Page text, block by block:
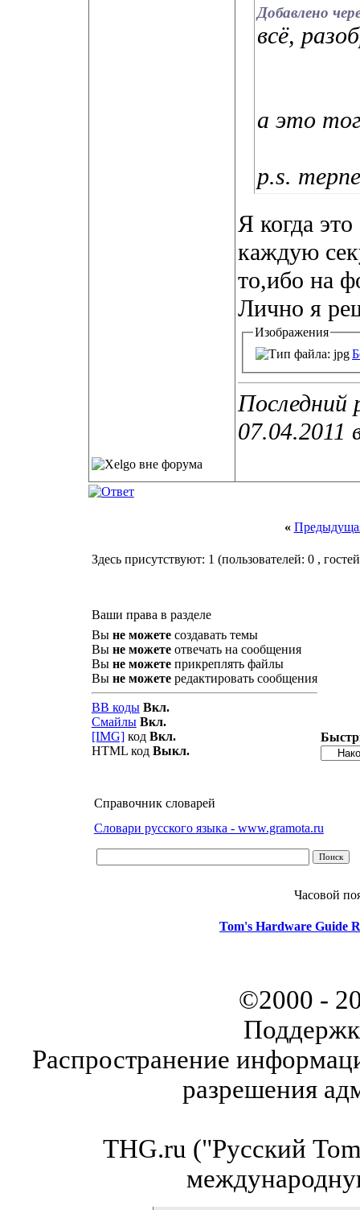
Добавлено
всё,
а это
p.s.
Я когда
каждую
то,ибо на
Лично я
Изображения
Последний
07.04.2011
«
Здесь присутствуют: 1 (пользователей: 0 ,
Ваши права в разделе
Вы не можетесоздавать темы
Вы не можетеотвечать на сообщения
Вы не можетеприкреплять файлы
Вы не можетередактировать сообщения
BB коды Вкл.
Смайлы Вкл.
[IMG]код Вкл.
HTML код Выкл.
Справочник словарей
Словари русского языка - www.gramota.ru
Часовой
Tom's Hardware Guide
©2000 -
Распространение
разрешения
THG.ru ("Русский